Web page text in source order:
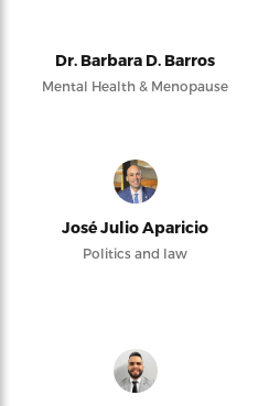
Dr. Barbara D. Barros
Mental Health & Menopause
José Julio Aparicio
Politics and law